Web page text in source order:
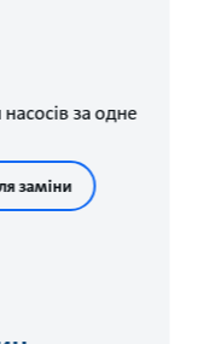
за одне
заміни